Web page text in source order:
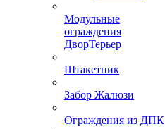
Модульные
ограждения
ДворТерьер
Штакетник
Забор Жалюзи
Ограждения из ДПК